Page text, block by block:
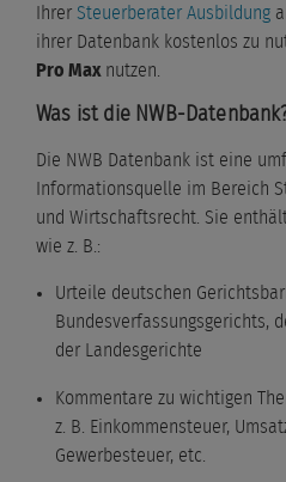
Ihrer Steuerberater Ausbildung
ihrer Datenbank kostenlos zu
Pro Max nutzen.
Was ist die NWB-
Die NWB Datenbank ist eine
Informationsquelle im Bereich
und Wirtschaftsrecht. Sie
wie z. B.:
Urteile deutschen
Bundesverfassungsgerichts,
der Landesgerichte
Kommentare zu wichtigen
z. B. Einkommensteuer,
Gewerbesteuer, etc.